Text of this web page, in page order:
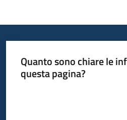
Quanto sono chiare le
questa pagina?